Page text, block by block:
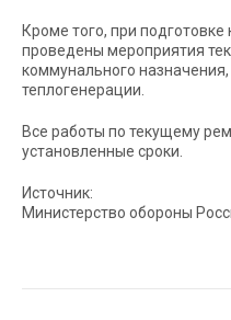
Кроме того, при
проведены мероприятия
коммунального
теплогенерации.
Все работы по текущему
установленные сроки.
Источник:
Министерство обороны